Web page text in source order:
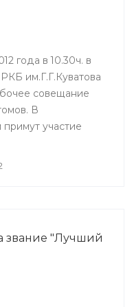
года в 10.30ч. в
им.Г.Г.Куватова
совещание
В
участие
службу
звание "Лучший